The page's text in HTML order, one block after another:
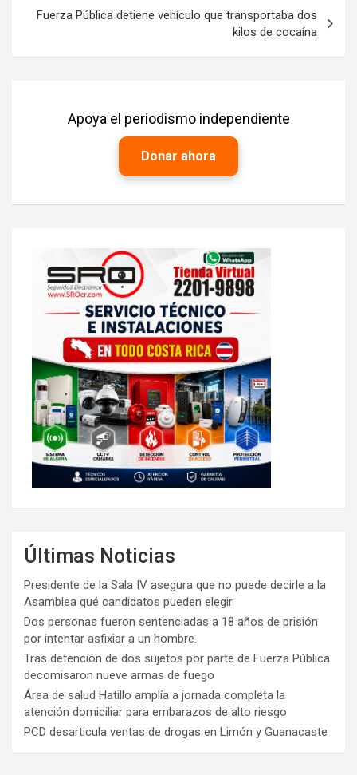
Fuerza Pública detiene vehículo que transportaba dos
kilos de cocaína
Apoya el periodismo independiente
Donar ahora
Últimas Noticias
Presidente de la Sala IV asegura que no puede decirle a la
Asamblea qué candidatos pueden elegir
Dos personas fueron sentenciadas a 18 años de prisión
por intentar asfixiar a un hombre.
Tras detención de dos sujetos por parte de Fuerza Pública
decomisaron nueve armas de fuego
Área de salud Hatillo amplía a jornada completa la
atención domiciliar para embarazos de alto riesgo
PCD desarticula ventas de drogas en Limón y Guanacaste